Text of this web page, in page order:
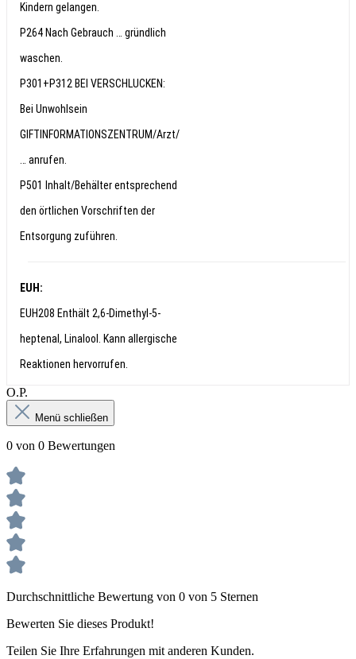
Kindern gelangen.
P264 Nach Gebrauch … gründlich
waschen.
P301+P312 BEI VERSCHLUCKEN:
Bei Unwohlsein
GIFTINFORMATIONSZENTRUM/Arzt/
… anrufen.
P501 Inhalt/Behälter entsprechend
den örtlichen Vorschriften der
Entsorgung zuführen.
EUH:
EUH208 Enthält 2,6-Dimethyl-5-
heptenal, Linalool. Kann allergische
Reaktionen hervorrufen.
О.Р.
Menü schließen
0 von 0 Bewertungen
Durchschnittliche Bewertung von 0 von 5 Sternen
Bewerten Sie dieses Produkt!
Teilen Sie Ihre Erfahrungen mit anderen Kunden.